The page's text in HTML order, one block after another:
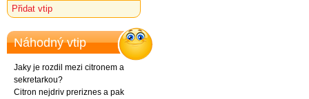
Přidat vtip
Náhodný vtip
Jaky je rozdil mezi citronem a
sekretarkou?
Citron nejdriv preriznes a pak